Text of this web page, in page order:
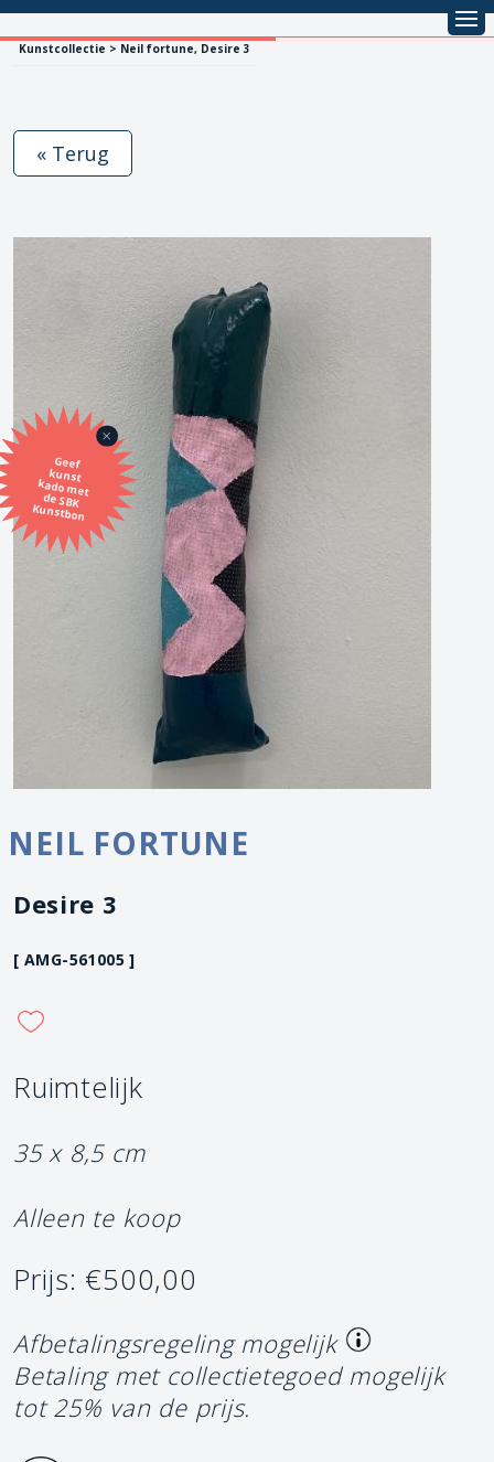
Kunstcollectie > Neil fortune, Desire 3
Geef
kunst
kado met
de SBK
Kunstbon
« Terug
NEIL FORTUNE
Desire 3
[ AMG-561005 ]
Ruimtelijk
35 x 8,5 cm
Alleen te koop
Prijs: €500,00
Afbetalingsregeling mogelijk
Betaling met collectietegoed mogelijk
tot 25% van de prijs.